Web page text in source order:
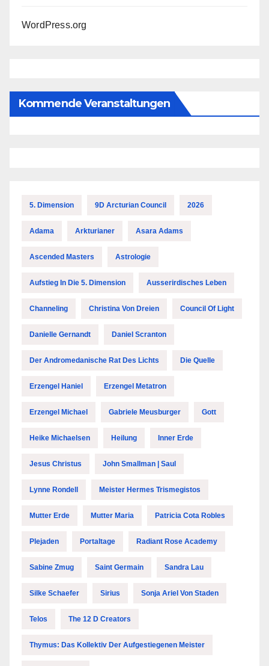
WordPress.org
Kommende Veranstaltungen
5. Dimension 9D Arcturian Council 2026
Adama Arkturianer Asara Adams
Ascended Masters Astrologie
Aufstieg In Die 5. Dimension Ausserirdisches Leben
Channeling Christina Von Dreien Council Of Light
Danielle Gernandt Daniel Scranton
Der Andromedanische Rat Des Lichts Die Quelle
Erzengel Haniel Erzengel Metatron
Erzengel Michael Gabriele Meusburger Gott
Heike Michaelsen Heilung Inner Erde
Jesus Christus John Smallman | Saul
Lynne Rondell Meister Hermes Trismegistos
Mutter Erde Mutter Maria Patricia Cota Robles
Plejaden Portaltage Radiant Rose Academy
Sabine Zmug Saint Germain Sandra Lau
Silke Schaefer Sirius Sonja Ariel Von Staden
Telos The 12 D Creators
Thymus: Das Kollektiv Der Aufgestiegenen Meister